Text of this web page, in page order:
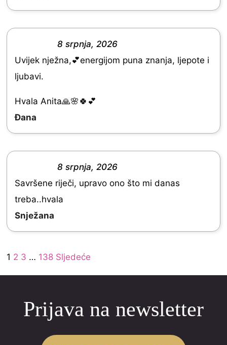
t
o
5
e
d
5
.
o
u
t
o
5
8 srpnja, 2026
Uvijek nježna,💕energijom puna znanja, ljepote i
ljubavi.
Hvala Anita🙏🌸🍀💕
Đana
5
8 srpnja, 2026
Savršene riječi, upravo ono što mi danas
treba..hvala
Snježana
Site
Reviews
Page
1 Page
2 Page
3 … Page
138 Sljedeće
Prijava na newsletter